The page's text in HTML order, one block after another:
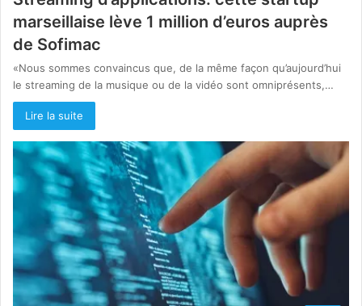
marseillaise lève 1 million d’euros auprès
de Sofimac
«Nous sommes convaincus que, de la même façon qu’aujourd’hui
le streaming de la musique ou de la vidéo sont omniprésents,…
Lire la suite